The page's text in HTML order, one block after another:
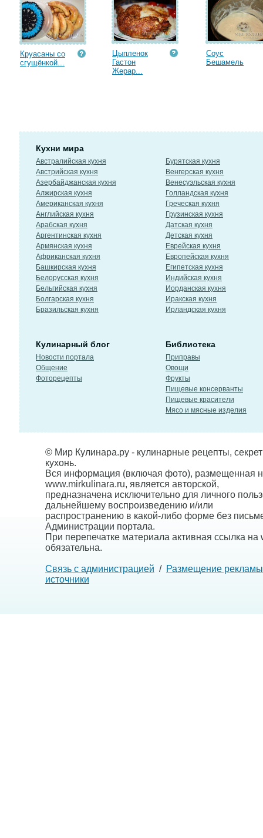
Круасаны со
сгущёнкой...
Цыпленок
Гастон
Жерар...
Соус
Бешамель
Кухни мира
Австралийская кухня
Австрийская кухня
Азербайджанская кухня
Алжирская кухня
Американская кухня
Английская кухня
Арабская кухня
Аргентинская кухня
Армянская кухня
Африканская кухня
Башкирская кухня
Белорусская кухня
Бельгийская кухня
Болгарская кухня
Бразильская кухня
Бурятская кухня
Венгерская кухня
Венесуэльская кухня
Голландская кухня
Греческая кухня
Грузинская кухня
Датская кухня
Детская кухня
Еврейская кухня
Европейская кухня
Египетская кухня
Индийская кухня
Иорданская кухня
Иракская кухня
Ирландская кухня
Кулинарный блог
Новости портала
Общение
Фоторецепты
Библиотека
Приправы
Овощи
Фрукты
Пищевые консерванты
Пищевые красители
Мясо и мясные изделия
© Мир Кулинара.ру - кулинарные рецепты,
кухонь.
Вся информация (включая фото), размещенная
www.mirkulinara.ru, является авторской,
предназначена исключительно для личного
дальнейшему воспроизведению и/или
распространению в какой-либо форме без
Администрации портала.
При перепечатке материала активная ссылка на
обязательна.
Связь с администрацией / Размещение рекламы
источники